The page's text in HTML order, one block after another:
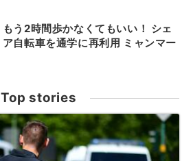
もう2時間歩かなくてもいい！ シェ
ア自転車を通学に再利用 ミャンマー
Top stories